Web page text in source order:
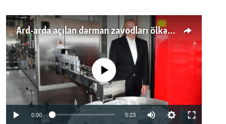
Ard-arda açılan dərman zavodları ölkənin tələbatını ödəyirmi?
No media source currently available
0:00 5:23